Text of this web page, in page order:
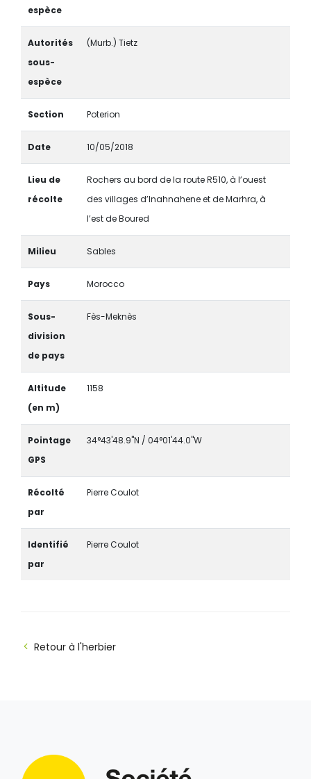
espèce
Autorités
sous-
espèce
(Murb.) Tietz
Section Poterion
Date 10/05/2018
Lieu de
récolte
Rochers au bord de la route R510, à l’ouest
des villages d’Inahnahene et de Marhra, à
l’est de Boured
Milieu Sables
Pays Morocco
Sous-
division
de pays
Fès-Meknès
Altitude
(en m)
1158
Pointage
GPS
34°43'48.9"N / 04°01'44.0"W
Récolté
par
Pierre Coulot
Identifié
par
Pierre Coulot
Retour à l'herbier